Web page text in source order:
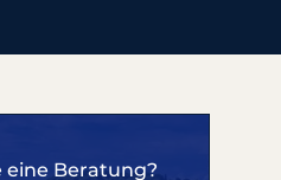
eine Beratung?